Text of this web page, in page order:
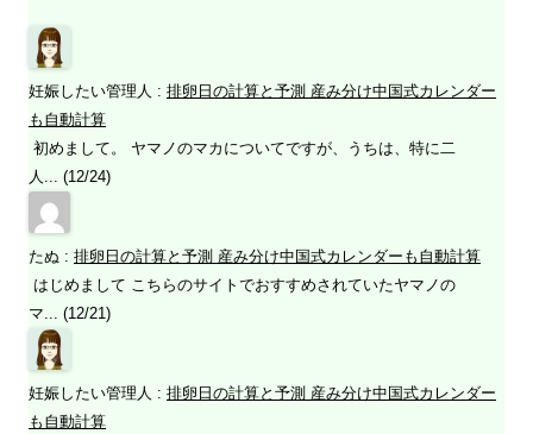
妊娠したい管理人 : 排卵日の計算と予測 産み分け中国式カレンダー
も自動計算
初めまして。 ヤマノのマカについてですが、うちは、特に二
人... (12/24)
たぬ : 排卵日の計算と予測 産み分け中国式カレンダーも自動計算
はじめまして こちらのサイトでおすすめされていたヤマノの
マ... (12/21)
妊娠したい管理人 : 排卵日の計算と予測 産み分け中国式カレンダー
も自動計算